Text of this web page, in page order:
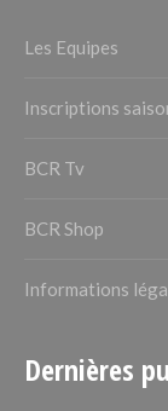
Les Equipes
Inscriptions
BCR Tv
BCR Shop
Informations
Dernières